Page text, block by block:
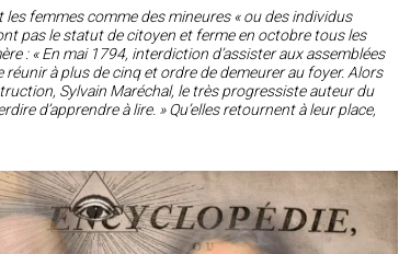
femmes comme des mineures « ou des individus
pas le statut de citoyen et ferme en octobre tous les
: « En mai 1794, interdiction d’assister aux assemblées
à plus de cinq et ordre de demeurer au foyer. Alors
Sylvain Maréchal, le très progressiste auteur du
d’apprendre à lire. » Qu’elles retournent à leur place,